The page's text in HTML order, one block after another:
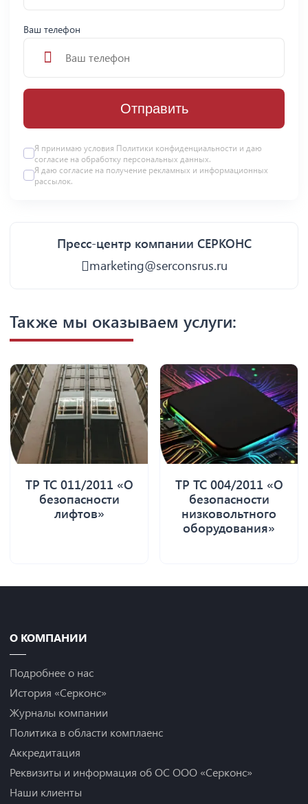
Ваш телефон
Отправить
Я принимаю условия Политики конфиденциальности и даю
согласие на обработку персональных данных.
Я даю согласие на получение рекламных и информационных
рассылок.
Пресс-центр компании СЕРКОНС
marketing@serconsrus.ru
Также мы оказываем услуги:
ТР ТС 011/2011 «О
безопасности
лифтов»
ТР ТС 004/2011 «О
безопасности
низковольтного
оборудования»
О КОМПАНИИ
Подробнее о нас
История «Серконс»
Журналы компании
Политика в области комплаенс
Аккредитация
Реквизиты и информация об ОС ООО «Серконс»
Наши клиенты